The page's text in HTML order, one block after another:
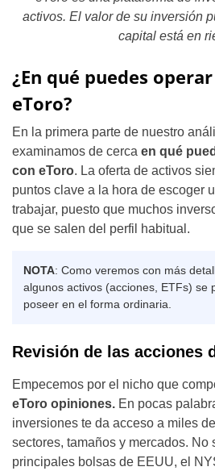
activos. El valor de su inversión
capital está en
¿En qué puedes
eToro?
En la primera parte de nuestro
examinamos de cerca en qué
con eToro. La oferta de activos
puntos clave a la hora de escoger
trabajar, puesto que muchos
que se salen del perfil habitual.
NOTA: Como veremos con más
algunos activos (acciones, ETFs) se
poseer en el forma ordinaria.
Revisión de las acciones
Empecemos por el nicho que
eToro opiniones. En pocas
inversiones te da acceso a miles
sectores, tamaños y mercados. No
principales bolsas de EEUU, el